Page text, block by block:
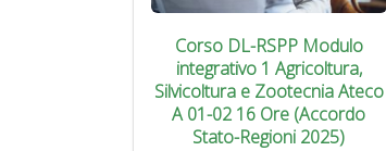
Corso DL-RSPP Modulo
integrativo 1 Agricoltura,
Silvicoltura e Zootecnia Ateco
A 01-02 16 Ore (Accordo
Stato-Regioni 2025)